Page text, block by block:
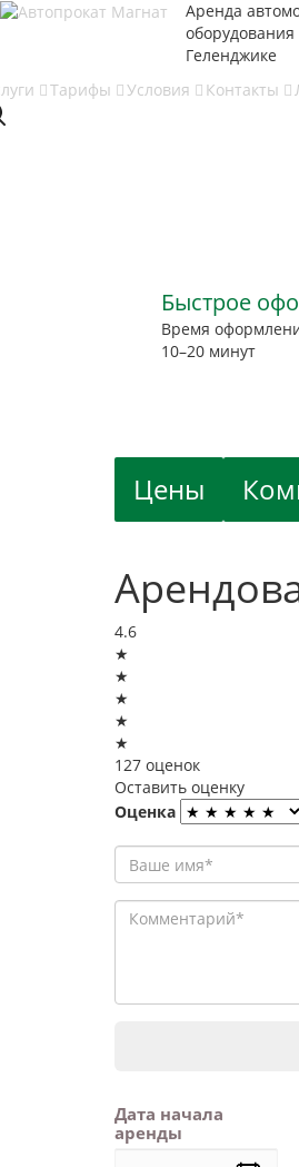
Аренда
оборудования
Геленджике
Тарифы Условия Контакты
Быстрое
Время
10–20 минут
Цены
4.6
★
★
★
★
★
127 оценок
Оставить оценку
Оценка
Дата начала
аренды